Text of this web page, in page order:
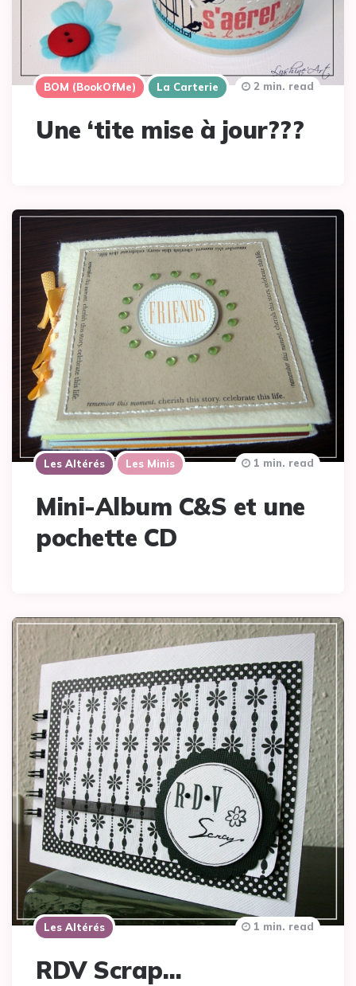
BOM (BookOfMe) La Carterie
Une ‘tite mise à jour???
2 min. read
Les Altérés Les Minis
Mini-Album C&S et une
pochette CD
1 min. read
Les Altérés
RDV Scrap…
1 min. read